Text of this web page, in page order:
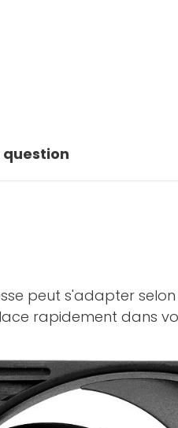
question
peut s'adapter
rapidement dans